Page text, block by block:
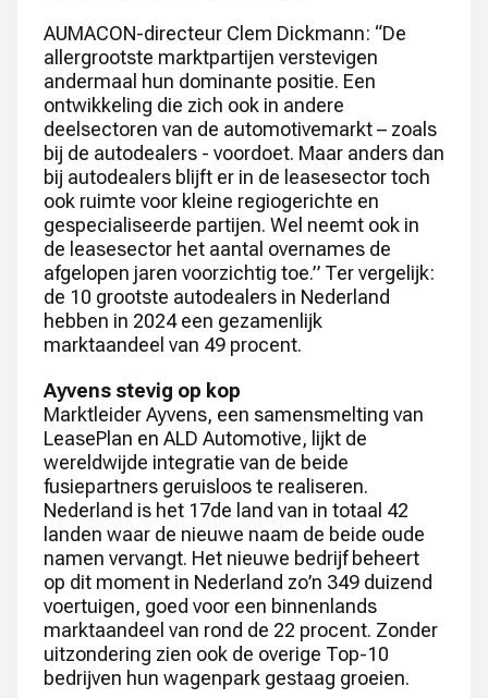
AUMACON-directeur Clem Dickmann: “De
allergrootste marktpartijen verstevigen
andermaal hun dominante positie. Een
ontwikkeling die zich ook in andere
deelsectoren van de automotivemarkt – zoals
bij de autodealers - voordoet. Maar anders dan
bij autodealers blijft er in de leasesector toch
ook ruimte voor kleine regiogerichte en
gespecialiseerde partijen. Wel neemt ook in
de leasesector het aantal overnames de
afgelopen jaren voorzichtig toe.” Ter vergelijk:
de 10 grootste autodealers in Nederland
hebben in 2024 een gezamenlijk
marktaandeel van 49 procent.
Ayvens stevig op kop
Marktleider Ayvens, een samensmelting van
LeasePlan en ALD Automotive, lijkt de
wereldwijde integratie van de beide
fusiepartners geruisloos te realiseren.
Nederland is het 17de land van in totaal 42
landen waar de nieuwe naam de beide oude
namen vervangt. Het nieuwe bedrijf beheert
op dit moment in Nederland zo’n 349 duizend
voertuigen, goed voor een binnenlands
marktaandeel van rond de 22 procent. Zonder
uitzondering zien ook de overige Top-10
bedrijven hun wagenpark gestaag groeien.